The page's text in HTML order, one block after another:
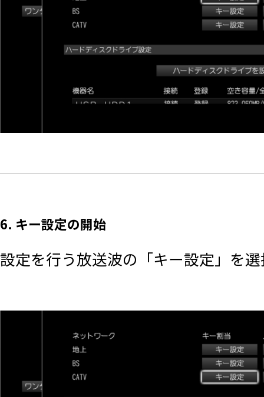
6. キー設定の開始
設定を行う放送波の「キー設定」を